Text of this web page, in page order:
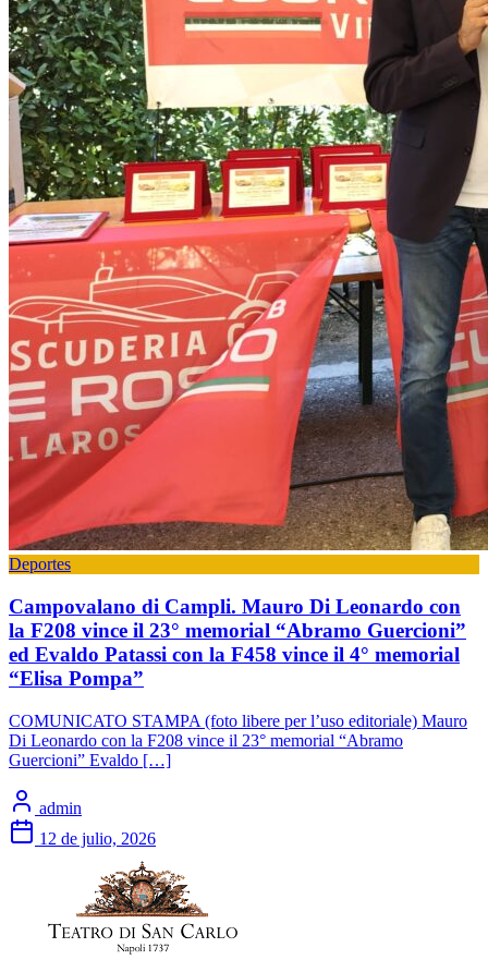
Deportes
Campovalano di Campli. Mauro Di Leonardo con
la F208 vince il 23° memorial “Abramo Guercioni”
ed Evaldo Patassi con la F458 vince il 4° memorial
“Elisa Pompa”
COMUNICATO STAMPA (foto libere per l’uso editoriale) Mauro
Di Leonardo con la F208 vince il 23° memorial “Abramo
Guercioni” Evaldo […]
admin
12 de julio, 2026